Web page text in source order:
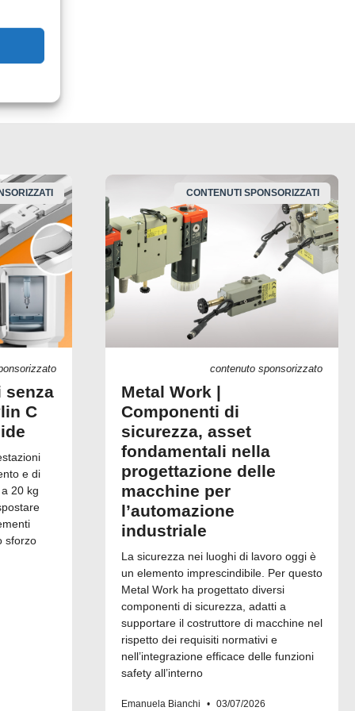
senza
C
e di
20 kg
sforzo
CONTENUTI SPONSORIZZATI
contenuto sponsorizzato
Metal Work |
Componenti di
sicurezza, asset
fondamentali nella
progettazione delle
macchine per
l’automazione
industriale
La sicurezza nei luoghi di lavoro oggi è
un elemento imprescindibile. Per questo
Metal Work ha progettato diversi
componenti di sicurezza, adatti a
supportare il costruttore di macchine nel
rispetto dei requisiti normativi e
nell’integrazione efficace delle funzioni
safety all’interno
Emanuela Bianchi 03/07/2026